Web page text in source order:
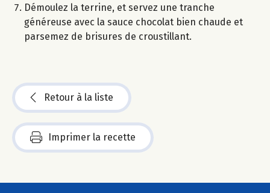
Démoulez la terrine, et servez une tranche
généreuse avec la sauce chocolat bien chaude et
parsemez de brisures de croustillant.
Retour à la liste
Imprimer la recette